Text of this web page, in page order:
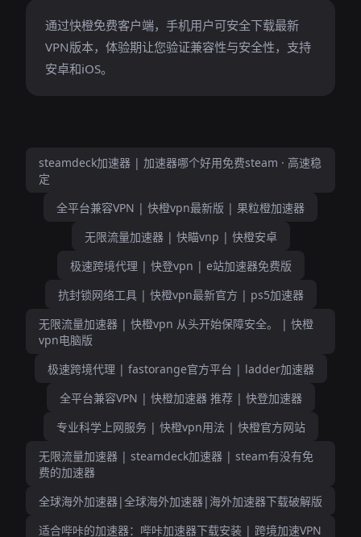
通过快橙免费客户端，手机用户可安全下载最新
VPN版本，体验期让您验证兼容性与安全性，支持
安卓和iOS。
steamdeck加速器 | 加速器哪个好用免费steam · 高速稳
定
全平台兼容VPN | 快橙vpn最新版 | 果粒橙加速器
无限流量加速器 | 快瞄vnp | 快橙安卓
极速跨境代理 | 快登vpn | e站加速器免费版
抗封锁网络工具 | 快橙vpn最新官方 | ps5加速器
无限流量加速器 | 快橙vpn 从头开始保障安全。 | 快橙
vpn电脑版
极速跨境代理 | fastorange官方平台 | ladder加速器
全平台兼容VPN | 快橙加速器 推荐 | 快登加速器
专业科学上网服务 | 快橙vpn用法 | 快橙官方网站
无限流量加速器 | steamdeck加速器 | steam有没有免
费的加速器
全球海外加速器|全球海外加速器|海外加速器下载破解版
适合哔咔的加速器：哔咔加速器下载安装 | 跨境加速VPN